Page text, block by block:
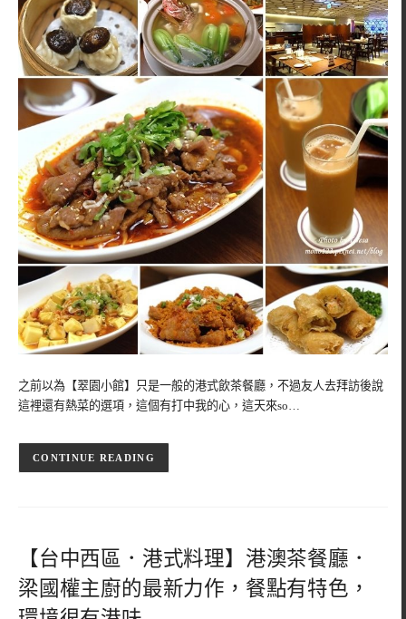
之前以為【翠園小館】只是一般的港式飲茶餐廳，不過友人去拜訪後說
這裡還有熱菜的選項，這個有打中我的心，這天來so…
CONTINUE READING
【台中西區．港式料理】港澳茶餐廳．
梁國權主廚的最新力作，餐點有特色，